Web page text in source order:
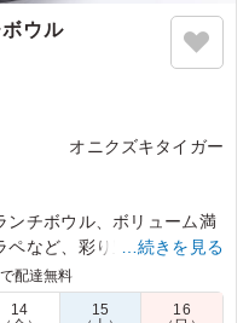
ウル
オニクズキタイガー
ンチボウル、ボリューム満
ペなど、彩り豊かなサイド
ト時のお食事に最適で、
ません。
…続きを見る
配達無料
14
15
16